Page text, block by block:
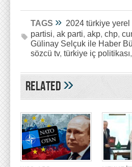
TAGS » 2024 türkiye
partisi, ak parti, akp, chp,
Gülinay Selçuk ile Haber
sözcü tv, türkiye iç politikası,
Related»